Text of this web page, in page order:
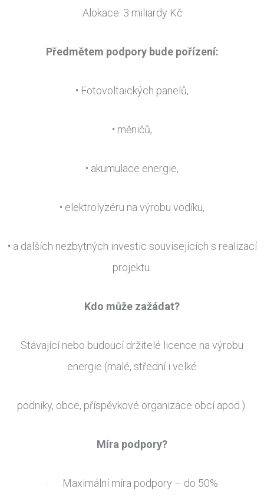
Alokace: 3 miliardy Kč
Předmětem podpory bude pořízení:
• Fotovoltaických panelů,
• měničů,
• akumulace energie,
• elektrolyzéru na výrobu vodíku,
• a dalších nezbytných investic souvisejících s realizací
projektu.
Kdo může zažádat?
Stávající nebo budoucí držitelé licence na výrobu
energie (malé, střední i velké
podniky, obce, příspěvkové organizace obcí apod.).
Míra podpory?
· Maximální míra podpory – do 50%